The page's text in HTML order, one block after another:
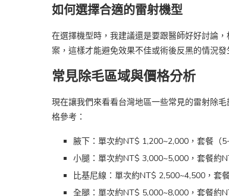
如何選擇合適的雷射機型
在選擇機型時，我建議還是要跟醫師好好討論
案，這樣才能避免效果不佳或術後反黑的情況發
常見除毛區域與價格分析
現在讓我們來看看台灣地區一些常見的雷射除
格參考：
腋下：單次約NT$ 1,200~2,000，套餐（
小腿：單次約NT$ 3,000~5,000，套餐約
比基尼線：單次約NT$ 2,500~4,500，套
全腿：單次約NT$ 5,000~8,000，套餐約